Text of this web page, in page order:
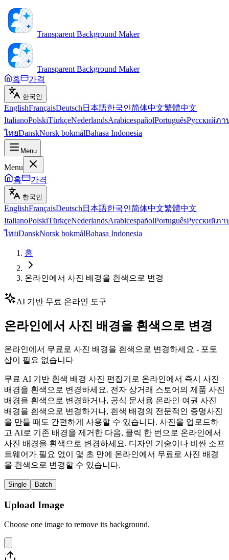
Transparent Background Maker
Transparent Background Maker
홈
가격
한국인
EnglishFrançaisDeutsch 日本語한국인简体中文繁體中文
ItalianoPolskiTürkçeNederlandsArabicespañolPortuguêsРусскийภา
ไทยDanskNorsk bokmålBahasa Indonesia
Menu
Menu
홈
가격
한국인
EnglishFrançaisDeutsch 日本語한국인简体中文繁體中文
ItalianoPolskiTürkçeNederlandsArabicespañolPortuguêsРусскийภา
ไทยDanskNorsk bokmålBahasa Indonesia
홈
온라인에서 사진 배경을 흰색으로 변경
AI 기반 무료 온라인 도구
온라인에서 사진 배경을 흰색으로 변경
온라인에서 무료로 사진 배경을 흰색으로 변경하세요 - 포토
샵이 필요 없습니다
무료 AI 기반 흰색 배경 사진 편집기로 온라인에서 즉시 사진
배경을 흰색으로 변경하세요. 전자 상거래 스토어의 제품 사진
배경을 흰색으로 변경하거나, 공식 문서용 온라인 여권 사진
배경을 흰색으로 변경하거나, 흰색 배경의 전문적인 증명사진
을 만들 때도 간편하게 사용할 수 있습니다. 사진을 업로드하
고 AI로 기존 배경을 제거한 다음, 클릭 한 번으로 온라인에서
사진 배경을 흰색으로 변경하세요. 디자인 기술이나 비싼 소프
트웨어가 필요 없이 몇 초 만에 온라인에서 무료로 사진 배경
을 흰색으로 변경할 수 있습니다.
Single Batch
Upload Image
Choose one image to remove its background.